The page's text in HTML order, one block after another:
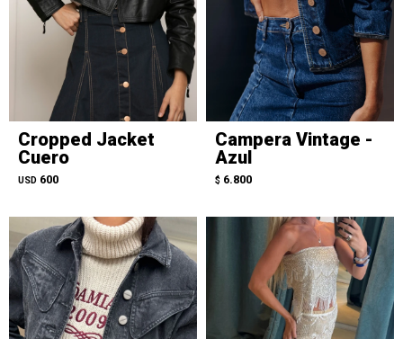
Cropped Jacket
Cuero
USD 600
Campera Vintage -
Azul
$ 6.800